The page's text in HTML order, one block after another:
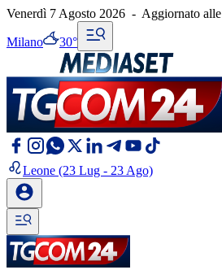
Venerdì 7 Agosto 2026 - Aggiornato alle
Milano 30°
Leone (23 Lug - 23 Ago)